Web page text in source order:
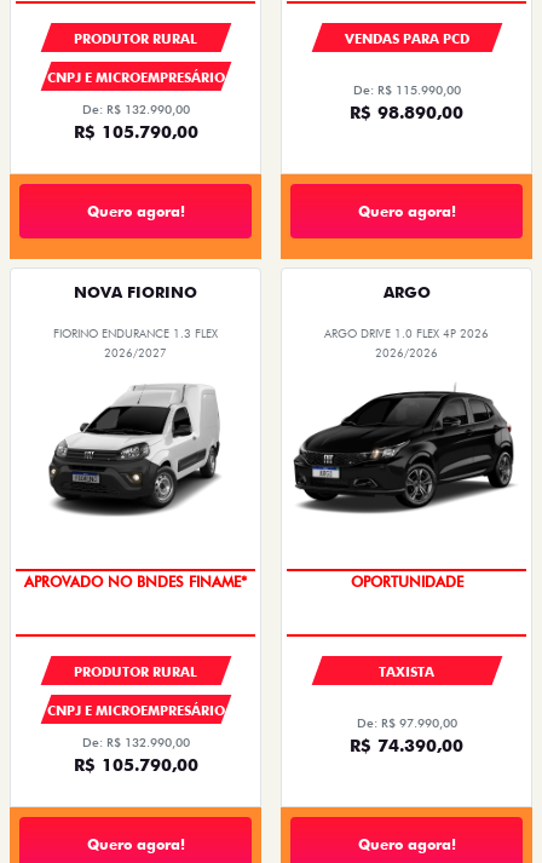
PRODUTOR RURAL
CNPJ E MICROEMPRESÁRIO
De: R$ 132.990,00
R$ 105.790,00
Quero agora!
VENDAS PARA PCD
De: R$ 115.990,00
R$ 98.890,00
Quero agora!
NOVA FIORINO
FIORINO ENDURANCE 1.3 FLEX
2026/2027
APROVADO NO BNDES FINAME*
PRODUTOR RURAL
CNPJ E MICROEMPRESÁRIO
De: R$ 132.990,00
R$ 105.790,00
Quero agora!
ARGO
ARGO DRIVE 1.0 FLEX 4P 2026
2026/2026
OPORTUNIDADE
TAXISTA
De: R$ 97.990,00
R$ 74.390,00
Quero agora!